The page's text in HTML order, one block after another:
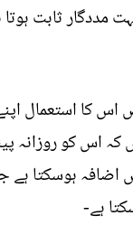
مددگار ثابت
کا استعمال
کہ اس کو
اضافہ ہوسکتا ہے
ہے-